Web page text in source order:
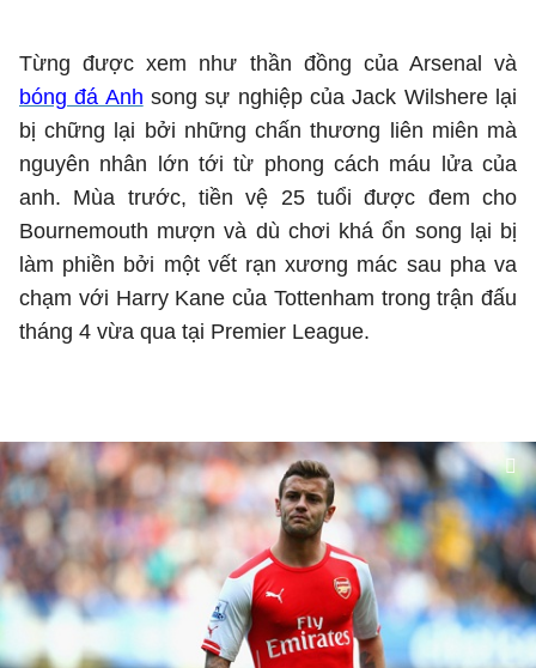
Từng được xem như thần đồng của Arsenal và
bóng đá Anh song sự nghiệp của Jack Wilshere lại
bị chững lại bởi những chấn thương liên miên mà
nguyên nhân lớn tới từ phong cách máu lửa của
anh. Mùa trước, tiền vệ 25 tuổi được đem cho
Bournemouth mượn và dù chơi khá ổn song lại bị
làm phiền bởi một vết rạn xương mác sau pha va
chạm với Harry Kane của Tottenham trong trận đấu
tháng 4 vừa qua tại Premier League.